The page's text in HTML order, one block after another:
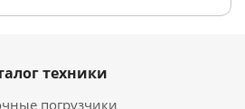
техники
погрузчики